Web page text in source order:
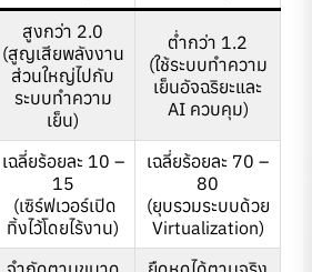
สูงกว่า 2.0
(สูญเสียพลังงาน
ส่วนใหญ่ไปกับ
ระบบทำความ
เย็น)
ต่ำกว่า 1.2
(ใช้ระบบทำความ
เย็นอัจฉริยะและ
AI ควบคุม)
เฉลี่ยร้อยละ 10 –
15
(เซิร์ฟเวอร์เปิด
ทิ้งไว้โดยไร้งาน)
เฉลี่ยร้อยละ 70 –
80
(ยุบรวมระบบด้วย
Virtualization)